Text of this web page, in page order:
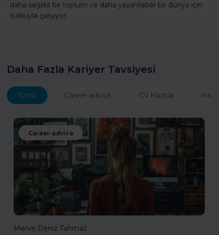
daha sağlıklı bir toplum ve daha yaşanılabilir bir dünya için
tutkuyla çalışıyor.
Daha Fazla Kariyer Tavsiyesi
Tümü Career-advice CV Hazırla
Career-advice
Merve Deniz Tahmaz